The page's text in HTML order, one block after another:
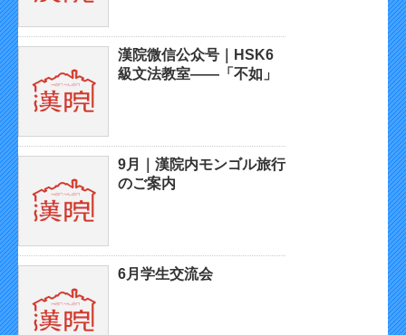
漢院微信公众号｜HSK6
級文法教室——「不如」
9月｜漢院内モンゴル旅行
のご案内
6月学生交流会